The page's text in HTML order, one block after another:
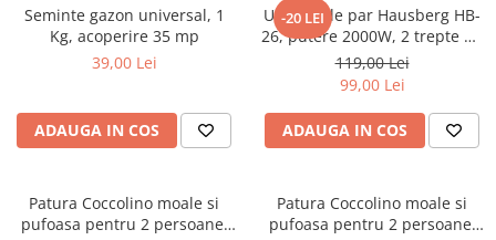
Seminte gazon universal, 1
Kg, acoperire 35 mp
39,00 Lei
ADAUGA IN COS
-20 LEI
Uscator de par Hausberg HB-
26, putere 2000W, 2 trepte de
viteza
119,00 Lei
99,00 Lei
ADAUGA IN COS
Patura Coccolino moale si
pufoasa pentru 2 persoane,
Patura Coccolino moale si
pufoasa pentru 2 persoane,